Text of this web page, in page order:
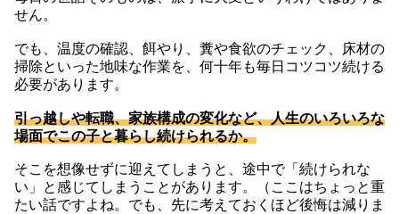
せん。
でも、温度の確認、餌やり、糞や食欲のチェック、床材の
掃除といった地味な作業を、何十年も毎日コツコツ続ける
必要があります。
引っ越しや転職、家族構成の変化など、人生のいろいろな
場面でこの子と暮らし続けられるか。
そこを想像せずに迎えてしまうと、途中で「続けられな
い」と感じてしまうことがあります。（ここはちょっと重
たい話ですよね。でも、先に考えておくほど後悔は減りま